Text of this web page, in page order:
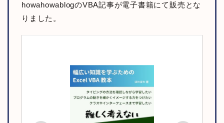
howahowablogのVBA記事が電子書籍にて販売とな
りました。